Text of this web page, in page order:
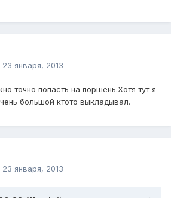
23 января, 2013
точно попасть на поршень.Хотя тут я
большой ктото выкладывал.
23 января, 2013